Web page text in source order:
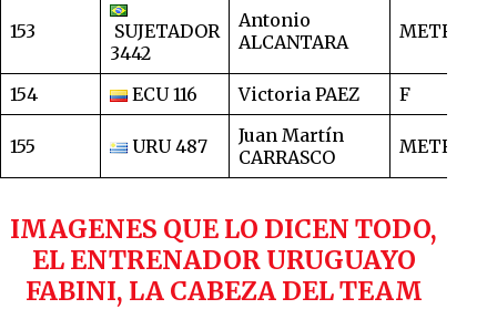
153
SUJETADOR
3442
Antonio
ALCANTARA
METRO
154 ECU 116 Victoria PAEZ F
155 URU 487
Juan Martín
CARRASCO
METRO
IMAGENES QUE LO DICEN TODO,
EL ENTRENADOR URUGUAYO
FABINI, LA CABEZA DEL TEAM